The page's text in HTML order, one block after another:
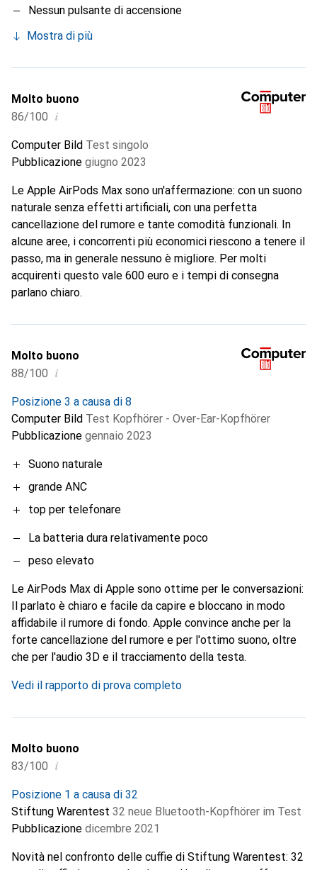
Nessun pulsante di accensione
Mostra di più
Molto buono
86/100 i
Computer Bild Test singolo
Pubblicazione giugno 2023
Le Apple AirPods Max sono un'affermazione: con un suono
naturale senza effetti artificiali, con una perfetta
cancellazione del rumore e tante comodità funzionali. In
alcune aree, i concorrenti più economici riescono a tenere il
passo, ma in generale nessuno è migliore. Per molti
acquirenti questo vale 600 euro e i tempi di consegna
parlano chiaro.
Molto buono
88/100 i
Posizione 3 a causa di 8
Computer Bild Test Kopfhörer - Over-Ear-Kopfhörer
Pubblicazione gennaio 2023
Suono naturale
grande ANC
top per telefonare
La batteria dura relativamente poco
peso elevato
Le AirPods Max di Apple sono ottime per le conversazioni:
Il parlato è chiaro e facile da capire e bloccano in modo
affidabile il rumore di fondo. Apple convince anche per la
forte cancellazione del rumore e per l'ottimo suono, oltre
che per l'audio 3D e il tracciamento della testa.
Vedi il rapporto di prova completo
Molto buono
83/100 i
Posizione 1 a causa di 32
Stiftung Warentest 32 neue Bluetooth-Kopfhörer im Test
Pubblicazione dicembre 2021
Novità nel confronto delle cuffie di Stiftung Warentest: 32